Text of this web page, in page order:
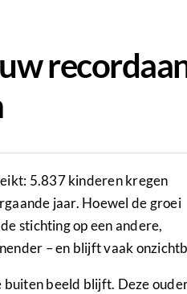
5.837 kinderen kregen
jaar. Hoewel de groei
stichting op een andere,
– en blijft vaak
buiten beeld blijft. Deze